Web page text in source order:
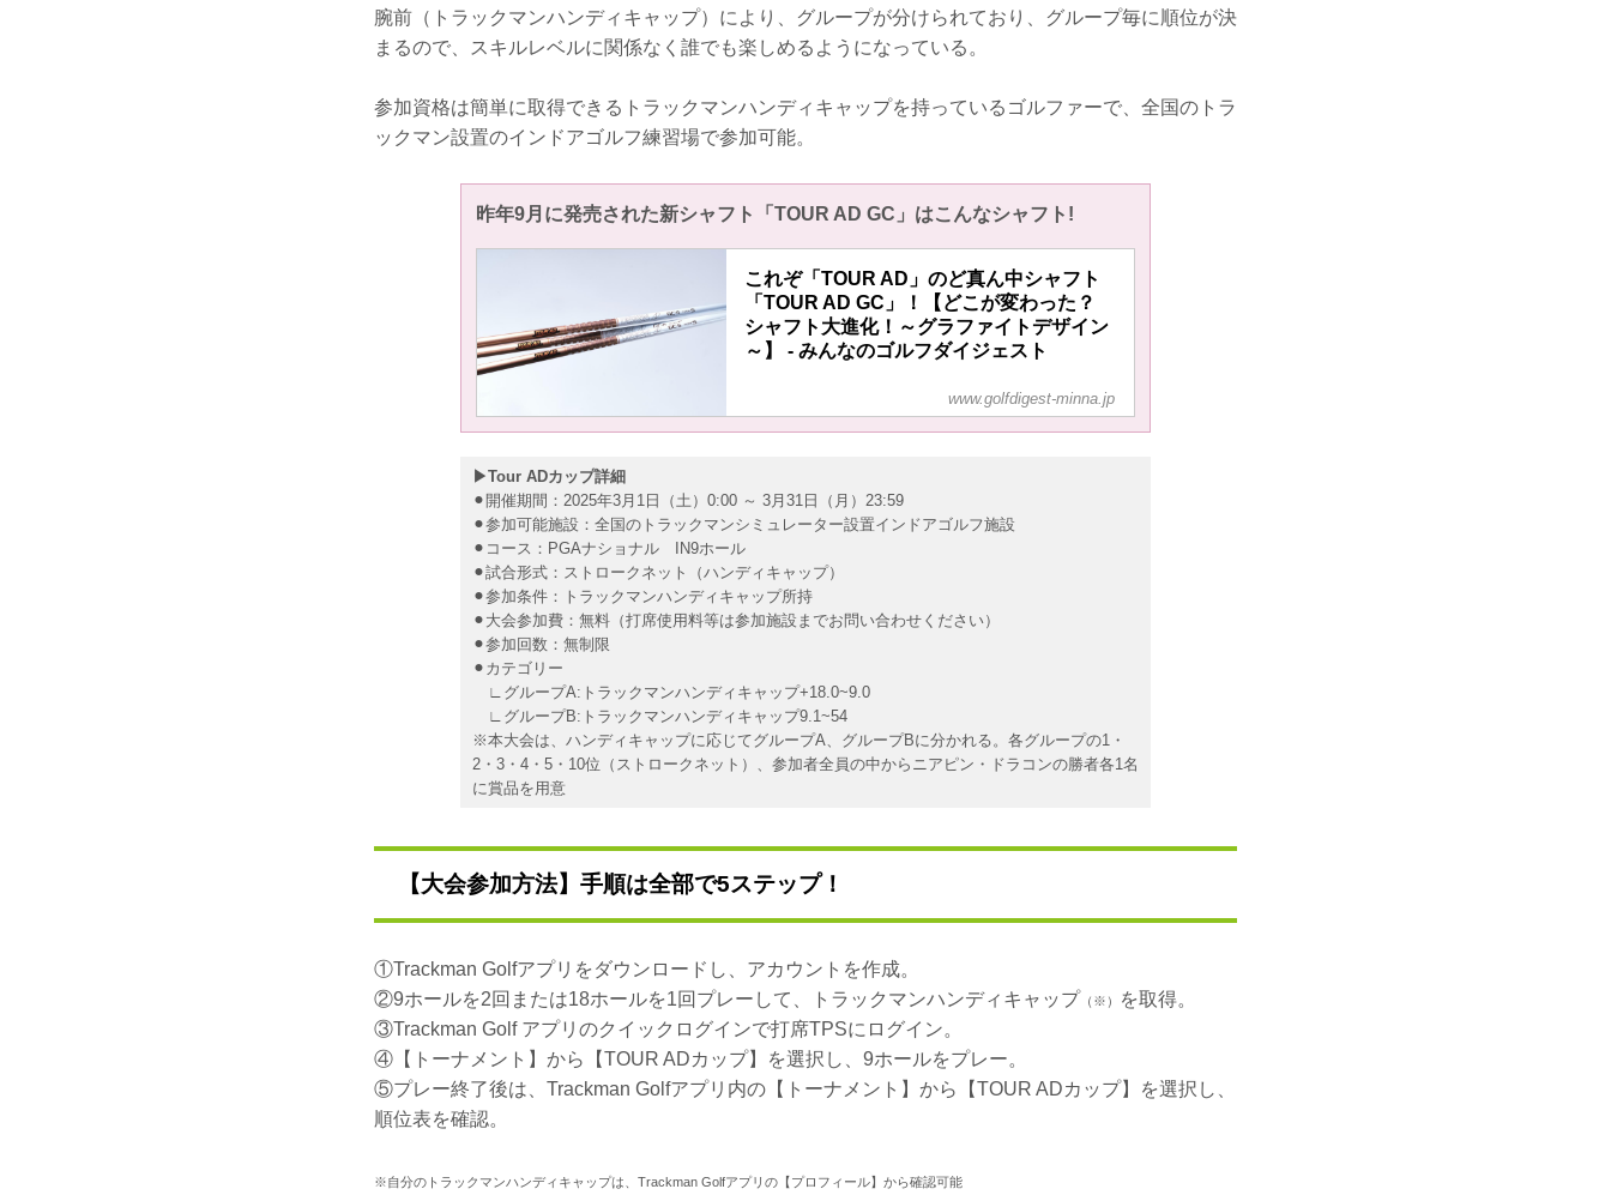
腕前（トラックマンハンディキャップ）により、グループが分けられており、グループ毎に順位が決
まるので、スキルレベルに関係なく誰でも楽しめるようになっている。
参加資格は簡単に取得できるトラックマンハンディキャップを持っているゴルファーで、全国のトラ
ックマン設置のインドアゴルフ練習場で参加可能。
昨年9月に発売された新シャフト「TOUR AD GC」はこんなシャフト!
これぞ「TOUR AD」のど真ん中シャフト
「TOUR AD GC」！【どこが変わった？
シャフト大進化！～グラファイトデザイン
～】 - みんなのゴルフダイジェスト
スウィングの変化やフィジカルの進化、ヘッドの高
性能化に対応し、新たな基準を作り上げる「Game
ト”「TOUR AD PT」と比べてみた！
www.golfdigest-minna.jp
▶Tour ADカップ詳細
⚫︎開催期間：2025年3月1日（土）0:00 ～ 3月31日（月）23:59
⚫︎参加可能施設：全国のトラックマンシミュレーター設置インドアゴルフ施設
⚫︎コース：PGAナショナル IN9ホール
⚫︎試合形式：ストロークネット（ハンディキャップ）
⚫︎参加条件：トラックマンハンディキャップ所持
⚫︎大会参加費：無料（打席使用料等は参加施設までお問い合わせください）
⚫︎参加回数：無制限
⚫︎カテゴリー
∟グループA:トラックマンハンディキャップ+18.0~9.0
∟グループB:トラックマンハンディキャップ9.1~54
※本大会は、ハンディキャップに応じてグループA、グループBに分かれる。各グループの1・
2・3・4・5・10位（ストロークネット）、参加者全員の中からニアピン・ドラコンの勝者各1名
に賞品を用意
【大会参加方法】手順は全部で5ステップ！
①Trackman Golfアプリをダウンロードし、アカウントを作成。
②9ホールを2回または18ホールを1回プレーして、トラックマンハンディキャップ （※）
を取得。
③Trackman Golf アプリのクイックログインで打席TPSにログイン。
④【トーナメント】から【TOUR ADカップ】を選択し、9ホールをプレー。
⑤プレー終了後は、Trackman Golfアプリ内の【トーナメント】から【TOUR ADカップ】を選択し、
順位表を確認。
※自分のトラックマンハンディキャップは、Trackman Golfアプリの【プロフィール】から確認可能